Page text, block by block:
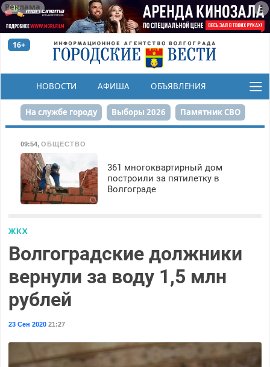
Реклама
16+
НОВОСТИ АФИША ОБЪЯВЛЕНИЯ
КОНКУРСЫ
На службе городу Выборы 2026 Памятник СВО
Набережная День Победы Реконструкция ЦПКиО
80-летие Победы Парк Героев-летчиков
09:54, ОБЩЕСТВО
361 многоквартирный дом
построили за пятилетку в
Волгограде
ЖКХ
Волгоградские должники
вернули за воду 1,5 млн
рублей
23 Сен 202021:27